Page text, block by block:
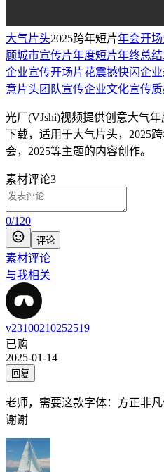
大气片头2025跨年短片年会开场
顾城市宣传片年度短片年终总结
企业宣传开场片花震撼快闪 企业
意片头团队宣传企业文化宣传
光厂(VJshi)视频提供创意大气
下载，适用于大气片头，2025
会，2025等主题的内容创作。
素材评论3
0/120
评论
素材评论
与我相关
v23100210252519
已购
2025-01-14
回复
老师，需要这款字体：方正非凡
谢谢